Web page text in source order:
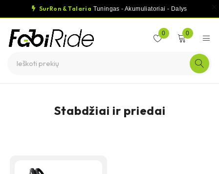
SurRon & Talaria Tuningas - Akumuliatoriai - Dalys
0 0
Stabdžiai ir priedai